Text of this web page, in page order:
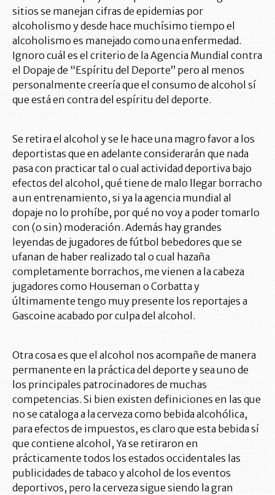
sitios se manejan cifras de epidemias por
alcoholismo y desde hace muchísimo tiempo el
alcoholismo es manejado como una enfermedad.
Ignoro cuál es el criterio de la Agencia Mundial contra
el Dopaje de “Espíritu del Deporte” pero al menos
personalmente creería que el consumo de alcohol sí
que está en contra del espíritu del deporte.
Se retira el alcohol y se le hace una magro favor a los
deportistas que en adelante considerarán que nada
pasa con practicar tal o cual actividad deportiva bajo
efectos del alcohol, qué tiene de malo llegar borracho
a un entrenamiento, si ya la agencia mundial al
dopaje no lo prohíbe, por qué no voy a poder tomarlo
con (o sin) moderación. Además hay grandes
leyendas de jugadores de fútbol bebedores que se
ufanan de haber realizado tal o cual hazaña
completamente borrachos, me vienen a la cabeza
jugadores como Houseman o Corbatta y
últimamente tengo muy presente los reportajes a
Gascoine acabado por culpa del alcohol.
Otra cosa es que el alcohol nos acompañe de manera
permanente en la práctica del deporte y sea uno de
los principales patrocinadores de muchas
competencias. Si bien existen definiciones en las que
no se cataloga a la cerveza como bebida alcohólica,
para efectos de impuestos, es claro que esta bebida sí
que contiene alcohol, Ya se retiraron en
prácticamente todos los estados occidentales las
publicidades de tabaco y alcohol de los eventos
deportivos, pero la cerveza sigue siendo la gran